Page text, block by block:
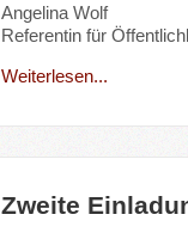
Angelina Wolf
Referentin für
Weiterlesen...
Zweite